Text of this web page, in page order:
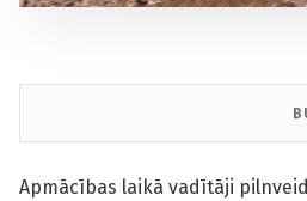
Apmācības laikā vadītāji